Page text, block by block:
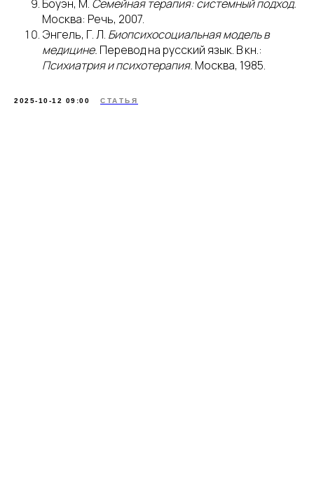
Боуэн, М. Семейная терапия: системный подход.
Москва: Речь, 2007.
Энгель, Г. Л. Биопсихосоциальная модель в
медицине. Перевод на русский язык. В кн.:
Психиатрия и психотерапия. Москва, 1985.
2025-10-12 09:00 СТАТЬЯ